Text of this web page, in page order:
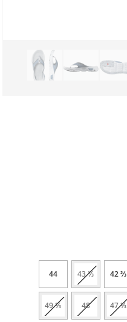
⅔ 42
⅓ 43
44
⅓ 47
48
⅓ 49